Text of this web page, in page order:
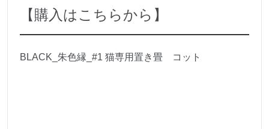
【購入はこちらから】
BLACK_朱色縁_#1 猫専用置き畳 コット